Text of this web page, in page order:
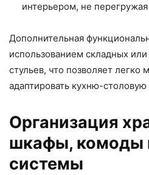
интерьером, не
Дополнительная
использованием складных
стульев, что позволяет легко
адаптировать кухню-
Организация
шкафы, комоды
системы